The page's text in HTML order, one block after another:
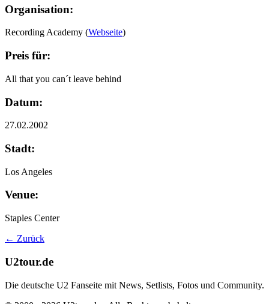
Organisation:
Recording Academy (Webseite)
Preis für:
All that you can´t leave behind
Datum:
27.02.2002
Stadt:
Los Angeles
Venue:
Staples Center
← Zurück
U2tour.de
Die deutsche U2 Fanseite mit News, Setlists, Fotos und Community.